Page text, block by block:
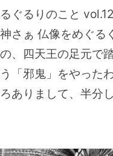
ぐるりのこと
さぁ 仏像をめぐる
、四天王の足元で
「邪鬼」をやった
ありまして、半分